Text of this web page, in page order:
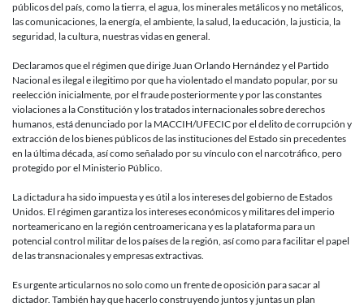
públicos del país, como la tierra, el agua, los minerales metálicos y no metálicos,
las comunicaciones, la energía, el ambiente, la salud, la educación, la justicia, la
seguridad, la cultura, nuestras vidas en general.
Declaramos que el régimen que dirige Juan Orlando Hernández y el Partido
Nacional es ilegal e ilegitimo por que ha violentado el mandato popular, por su
reelección inicialmente, por el fraude posteriormente y por las constantes
violaciones a la Constitución y los tratados internacionales sobre derechos
humanos, está denunciado por la MACCIH/UFECIC por el delito de corrupción y
extracción de los bienes públicos de las instituciones del Estado sin precedentes
en la última década, así como señalado por su vínculo con el narcotráfico, pero
protegido por el Ministerio Público.
La dictadura ha sido impuesta y es útil a los intereses del gobierno de Estados
Unidos. El régimen garantiza los intereses económicos y militares del imperio
norteamericano en la región centroamericana y es la plataforma para un
potencial control militar de los países de la región, así como para facilitar el papel
de las transnacionales y empresas extractivas.
Es urgente articularnos no solo como un frente de oposición para sacar al
dictador. También hay que hacerlo construyendo juntos y juntas un plan